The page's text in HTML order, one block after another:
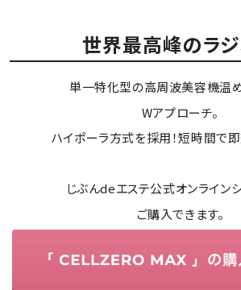
世界最高峰のラ
単一特化型の高周波美容機温
Wアプローチ。
ハイポーラ方式を採用！短時間で
じぶんdeエステ公式オンライン
ご購入できます。